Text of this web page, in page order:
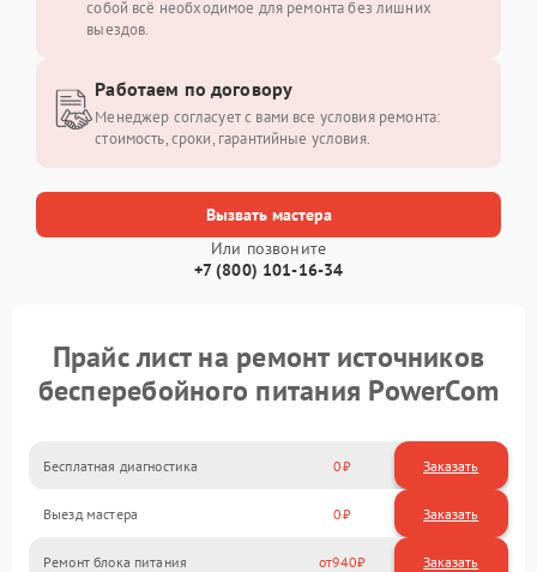
Вызвать мастера
Или позвоните
+7 (800) 101-16-34
собой всё необходимое для ремонта без лишних
выездов.
Работаем по договору
Менеджер согласует с вами все условия ремонта:
стоимость, сроки, гарантийные условия.
Прайс лист на ремонт источников
бесперебойного питания PowerCom
Бесплатная диагностика 0 Заказать
Выезд мастера 0 Заказать
Ремонт блока питания 940